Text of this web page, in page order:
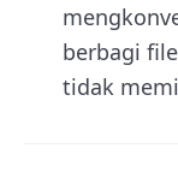
berbagi
tidak